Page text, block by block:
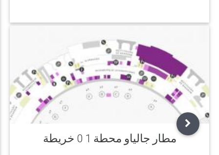
مطار جالياو محطة 1 0 خريطة